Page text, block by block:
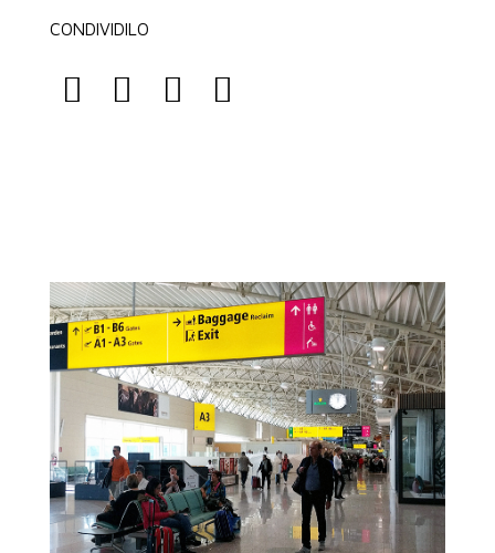
CONDIVIDILO